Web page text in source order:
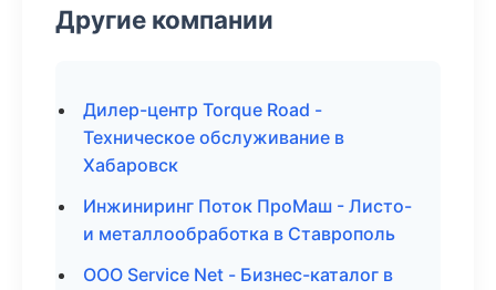
Другие компании
Дилер-центр Torque Road -
Техническое обслуживание в
Хабаровск
Инжиниринг Поток ПроМаш - Листо-
и металлообработка в Ставрополь
ООО Service Net - Бизнес-каталог в